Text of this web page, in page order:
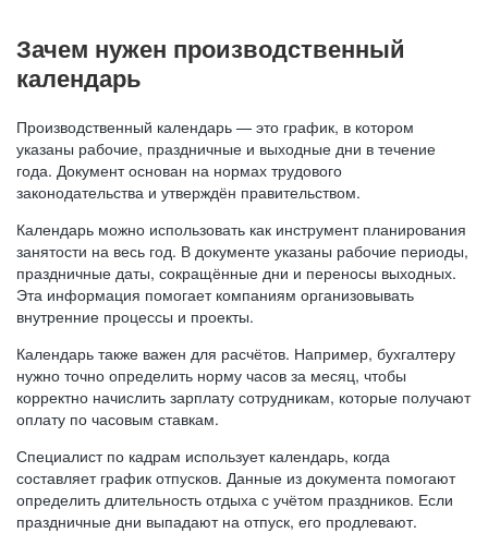
Зачем нужен производственный
календарь
Производственный календарь — это график, в котором
указаны рабочие, праздничные и выходные дни в течение
года. Документ основан на нормах трудового
законодательства и утверждён правительством.
Календарь можно использовать как инструмент планирования
занятости на весь год. В документе указаны рабочие периоды,
праздничные даты, сокращённые дни и переносы выходных.
Эта информация помогает компаниям организовывать
внутренние процессы и проекты.
Календарь также важен для расчётов. Например, бухгалтеру
нужно точно определить норму часов за месяц, чтобы
корректно начислить зарплату сотрудникам, которые получают
оплату по часовым ставкам.
Специалист по кадрам использует календарь, когда
составляет график отпусков. Данные из документа помогают
определить длительность отдыха с учётом праздников. Если
праздничные дни выпадают на отпуск, его продлевают.